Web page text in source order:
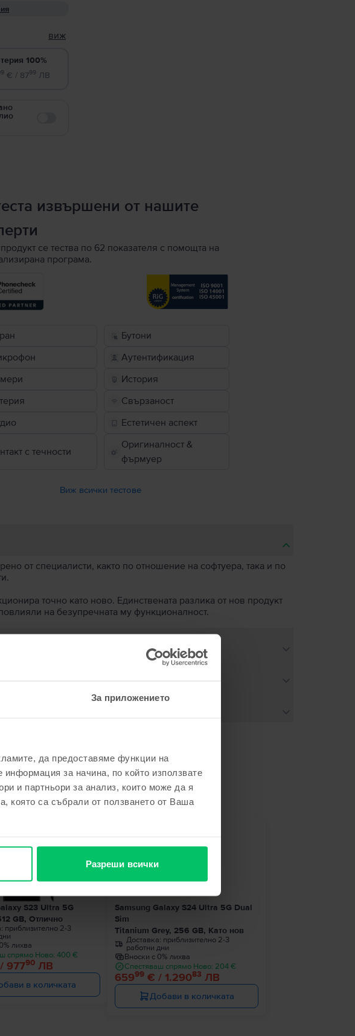
За приложението
да предоставяме функции на
за начина, по който използвате
и партньори за анализ, които може да я
която са събрали от ползването от Ваша
Разреши всички
виж
100%
€ / 8799 ЛВ
извършени от нашите
се тества по 62 показателя с помощта на
програма.
Бутони
Аутентификация
История
Свързаност
Естетичен аспект
с течности
Оригиналност &
фърмуер
Виж всички тестове
от специалисти, както по отношение на софтуера, така и по
точно като ново. Единствената разлика от нов продукт
на безупречната му функционалност.
търсене
S23 Ultra 5G
GB, Отлично
приблизително 2-3
лихва
спрямо Ново: 400 €
97790 ЛВ
в количката
Samsung Galaxy S24 Ultra 5G Dual
Sim
Titanium Grey, 256 GB, Като нов
Доставка: приблизително 2-3
работни дни
Вноски с 0% лихва
Спестяваш спрямо Ново: 204 €
65999 € / 1.29083 ЛВ
Добави в количката